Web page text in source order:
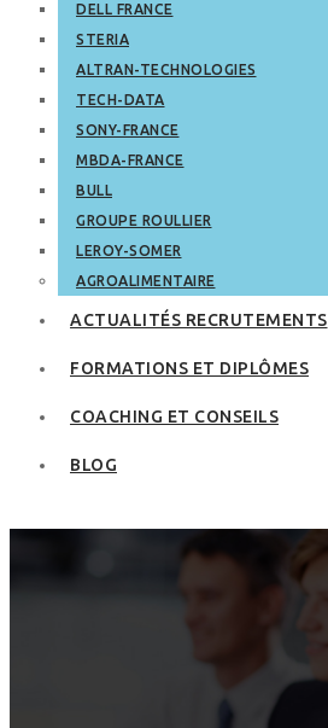
DELL FRANCE
STERIA
ALTRAN-TECHNOLOGIES
TECH-DATA
SONY-FRANCE
MBDA-FRANCE
BULL
GROUPE ROULLIER
LEROY-SOMER
AGROALIMENTAIRE
ACTUALITÉS RECRUTEMENTS
FORMATIONS ET DIPLÔMES
COACHING ET CONSEILS
BLOG